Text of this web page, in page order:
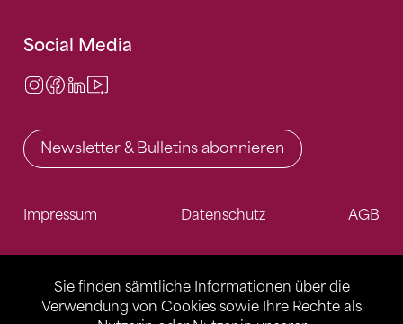
Sie finden sämtliche Informationen über die
Verwendung von Cookies sowie Ihre Rechte als
Social Media
Instagram
Facebook
LinkedIn
Newsletter & Bulletins abonnieren
Impressum Datenschutz AGB